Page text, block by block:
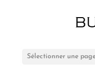
Sélectionner une